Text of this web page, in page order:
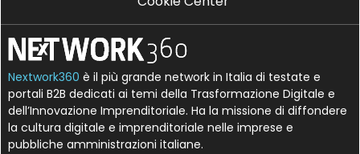
Nextwork360 è il più grande network in Italia di testate e
portali B2B dedicati ai temi della Trasformazione Digitale e
dell’Innovazione Imprenditoriale. Ha la missione di diffondere
la cultura digitale e imprenditoriale nelle imprese e
pubbliche amministrazioni italiane.